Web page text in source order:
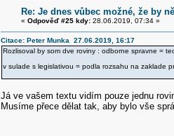
Re: Je dnes vůbec možné, že by
« Odpověď #25 kdy:28.06.2019, 07:34 »
Citace: Peter Munka 27.06.2019, 16:17
Rozlisoval by som dve roviny : odborne spravne =
v sulade s legislativou = podla rozsahu na zaklade
Já ve vašem textu vidím pouze jednu
Musíme přece dělat tak, aby bylo vše